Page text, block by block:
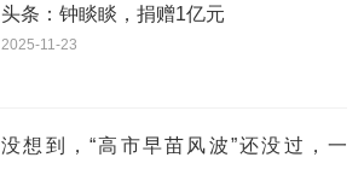
头条：钟睒睒，捐赠1亿元
2025-11-23
没想到，“高市早苗风波”还没过，一